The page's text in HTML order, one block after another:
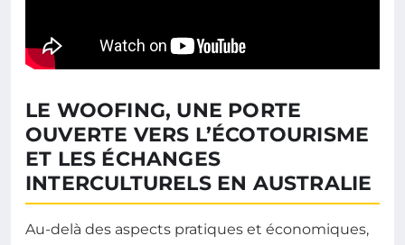
LE WOOFING, UNE PORTE
OUVERTE VERS L’ÉCOTOURISME
ET LES ÉCHANGES
INTERCULTURELS EN AUSTRALIE
Au-delà des aspects pratiques et économiques,